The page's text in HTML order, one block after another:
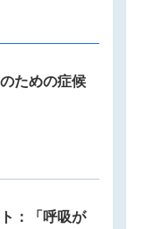
ための症候
：「呼吸が